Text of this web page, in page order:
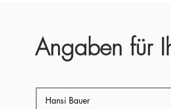
Angaben für